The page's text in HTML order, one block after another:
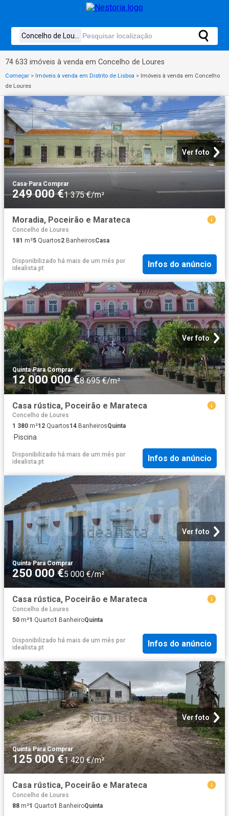
74 633 imóveis à venda em Concelho de Loures
Começar > Imóveis à venda em Distrito de Lisboa > Imóveis à venda em Concelho
de Loures
Ver foto
Casa· Para Comprar
249 000 €1 375 €/m²
Moradia, Poceirão e Marateca
Concelho de Loures
181 m²5 Quartos2 BanheirosCasa
Disponibilizado há mais de um mês por
idealista.pt
Infos do anúncio
Ver foto
Quinta·Para Comprar
12 000 000 €8 695 €/m²
Casa rústica, Poceirão e Marateca
Concelho de Loures
1 380 m²12 Quartos14 BanheirosQuinta
·Piscina
Disponibilizado há mais de um mês por
idealista.pt
Infos do anúncio
Ver foto
Quinta·Para Comprar
250 000 €5 000 €/m²
Casa rústica, Poceirão e Marateca
Concelho de Loures
50 m²1 Quarto1 BanheiroQuinta
Disponibilizado há mais de um mês por
idealista.pt
Infos do anúncio
Ver foto
Quinta·Para Comprar
125 000 €1 420 €/m²
Casa rústica, Poceirão e Marateca
Concelho de Loures
88 m²1 Quarto1 BanheiroQuinta